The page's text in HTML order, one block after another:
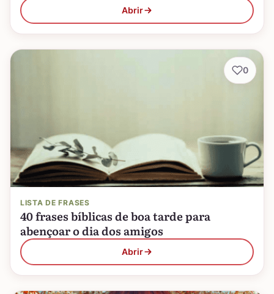
Abrir
LISTA DE FRASES
40 frases bíblicas de boa tarde para
abençoar o dia dos amigos
Abrir
0